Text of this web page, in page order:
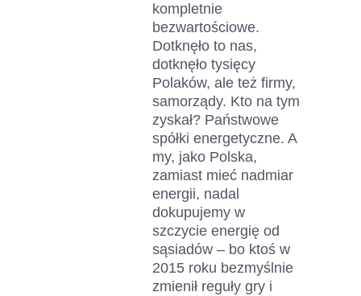
kompletnie
bezwartościowe.
Dotknęło to nas,
dotknęło tysięcy
Polaków, ale też firmy,
samorządy. Kto na tym
zyskał? Państwowe
spółki energetyczne. A
my, jako Polska,
zamiast mieć nadmiar
energii, nadal
dokupujemy w
szczycie energię od
sąsiadów – bo ktoś w
2015 roku bezmyślnie
zmienił reguły gry i